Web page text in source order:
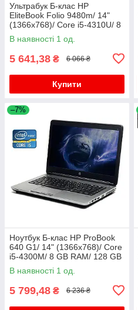
Ультрабук Б-клас HP
EliteBook Folio 9480m/ 14"
(1366x768)/ Core i5-4310U/ 8
GB RAM/ 180 GB SSD/ HD
4400
В наявності 1 од.
5 641,38 ₴ 6 066 ₴
Купити
–7%
Ноутбук Б-клас HP ProBook
640 G1/ 14" (1366x768)/ Core
i5-4300M/ 8 GB RAM/ 128 GB
SSD/ HD Graphic 4600
В наявності 1 од.
5 799,48 ₴ 6 236 ₴